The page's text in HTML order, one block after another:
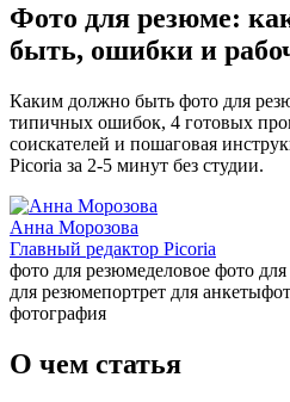
Фото для резюме:
быть, ошибки и
Каким должно быть фото для
типичных ошибок, 4 готовых
соискателей и пошаговая
Picoria за 2-5 минут без студии.
Анна Морозова
Главный редактор Picoria
фото для резюмеделовое фото
для резюмепортрет для анкеты
фотография
О чем статья